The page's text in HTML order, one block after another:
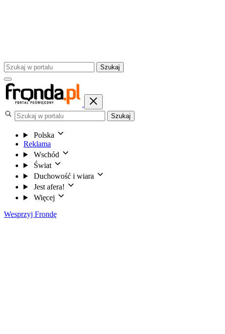
Szukaj
Szukaj
Polska
Reklama
Wschód
Świat
Duchowość i wiara
Jest afera!
Więcej
Wesprzyj Frondę